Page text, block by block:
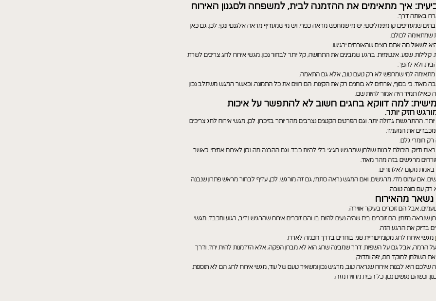
איך מתאימים את ההזמנה לבית, למשפחה ולסגנון האירוח
באותה דרך.
שמעדיפים קו מינימליסטי. יש מי שמחפש מראה כפרי, ויש מי שמעדיף מראה אלגנטי ונקי. לכן, גם כאן
שמתאימה לכולם.
לשאול מה אתם רוצים שהאורחים ירגישו.
קלילות. שפע. אינטימיות. ברגע שמבינים את התחושה, קל יותר לבחור נכון. מגשי אירוח לחג צריכים לשרת
ולא להפך.
מתאימה למי שמחפש לא רק טעם טוב, אלא גם התאמה.
מאוד. כי בסוף, אורחים לא בוחנים רק את הקינוח. הם חווים את כל התמונה. וכאשר המגש משתלב נכון
כאילו תמיד היה אמור להיות שם.
למה דווקא בחגים חשוב לא להתפשר על איכות
חזק יותר.
יותר. ההתרגשות גדולה יותר. וגם הפרטים הקטנים נצרבים מהר יותר בזיכרון. לכן, מגשי אירוח לחג צריכים
את המעמד.
רק חומרי גלם.
ודיוק. היכולת לבנות שולחן שמרגיש חגיגי בלי להיות כבד. וגם ההבנה מה נכון לאירוח אמיתי. כאשר
מרגישים בזה מהר מאוד.
באמת מקום לאלתורים.
אם עמוס מדי, מרגישים. ואם המגש נראה סתמי, גם זה מורגש. לכן, עדיף לבחור מראש פתרון שנבנה
עם כוונה טובה.
מהאירוח
אבל הם זוכרים בעיקר אווירה.
שנראה מזמין. הם זוכרים בית שהיה נעים להיות בו. והם זוכרים אירוח שהרגיש נדיב, רגוע ומכבד. מגשי
בדיוק את הרגע הזה.
מגשי אירוח לחג מקונדיטוריית שני, בוחרים בדרך חכמה לארח.
הרמה, אבל גם על השפיות. דרך שמבינה שחג הוא לא מבחן הפקה, אלא הזדמנות להיות יחד. ודרך
השולחן למוקד חם, יפה ומדויק.
שלכם היא לבנות אירוח שנראה טוב, מרגיש נכון ומשאיר טעם של עוד, מגשי אירוח לחג הם לא תוספת.
וכשהם נעשים נכון, כל הבית מרוויח מזה.
תנו למומחים שלנו לעזור לכם
קראתי ואני מאשר/ת את
Contact Us
יש לך שאלה, הערה או בקשה מיוחדת? נשמח לעזור! פשוט מלא/י את
הטופס ונחזור אליך בהקדם.
קראתי ואני מאשר/ת את
שלחו הודעה